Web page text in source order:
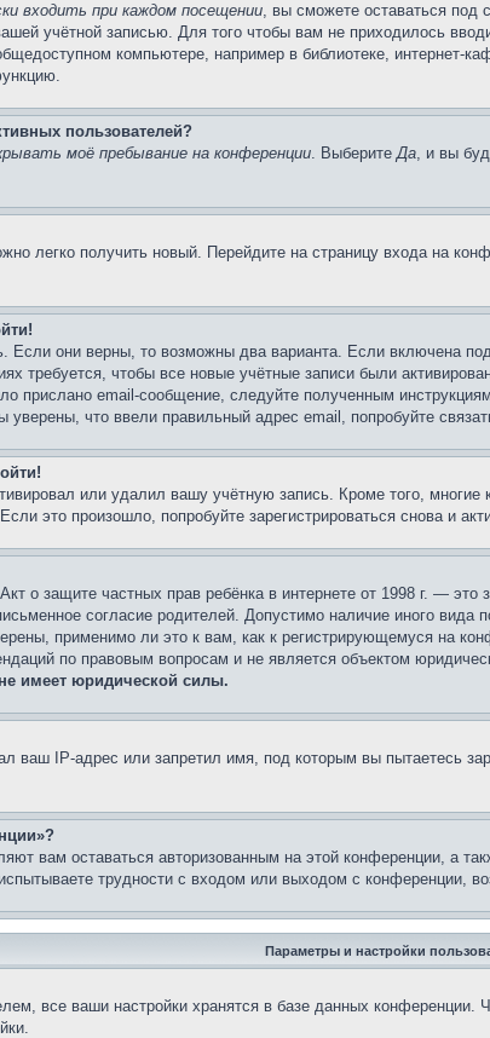
входить при каждом посещении, вы сможете оставаться под
учётной записью. Для того чтобы вам не приходилось
компьютере, например в библиотеке, интернет-
пользователей?
моё пребывание на конференции. ВыберитеДа, и вы
легко получить новый. Перейдите на страницу входа на
Если они верны, то возможны два варианта. Если включена
требуется, чтобы все новые учётные записи были
прислано email-сообщение, следуйте полученным
что ввели правильный адрес email, попробуйте
или удалил вашу учётную запись. Кроме того,
это произошло, попробуйте зарегистрироваться снова и
о защите частных прав ребёнка в интернете от 1998 г. —
согласие родителей. Допустимо наличие иного
применимо ли это к вам, как к регистрирующемуся на
по правовым вопросам и не является объектом
имеет юридической силы.
ваш IP-адрес или запретил имя, под которым вы пытаетесь
вам оставаться авторизованным на этой конференции, а
трудности с входом или выходом с конференции,
Параметры и настройки
все ваши настройки хранятся в базе данных конференции.